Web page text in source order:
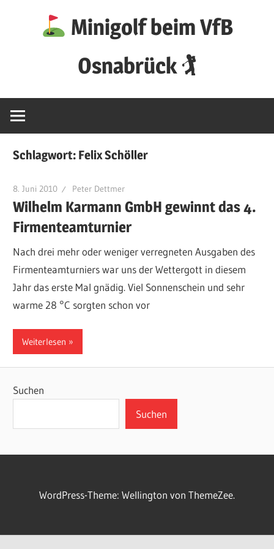
Minigolf beim VfB
Osnabrück 🏌
Schlagwort: Felix Schöller
8. Juni 2010 Peter Dettmer
Wilhelm Karmann GmbH gewinnt das 4.
Firmenteamturnier
Nach drei mehr oder weniger verregneten Ausgaben des
Firmenteamturniers war uns der Wettergott in diesem
Jahr das erste Mal gnädig. Viel Sonnenschein und sehr
warme 28 °C sorgten schon vor
Weiterlesen
Suchen
Suchen
WordPress-Theme: Wellington von ThemeZee.